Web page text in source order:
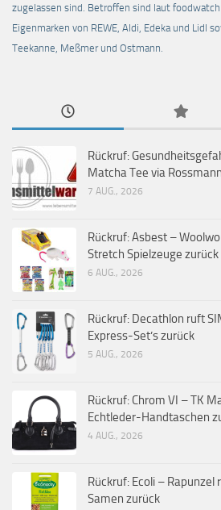
zugelassen sind. Betroffen sind laut
Eigenmarken von REWE, Aldi, Edeka und Lidl
Teekanne, Meßmer und Ostmann.
Rückruf:
Matcha Tee via
7 AUG., 2026
Rückruf: Asbest –
Stretch Spielzeuge zurück
6 AUG., 2026
Rückruf: Decathlon ruft
Express-Set’s zurück
5 AUG., 2026
Rückruf: Chrom VI – TK
Echtleder-Handtaschen
4 AUG., 2026
Rückruf: Ecoli – Rapunzel
Samen zurück